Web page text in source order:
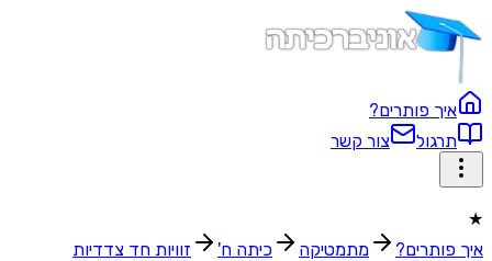
איך פותרים?
תרגול
צור קשר
★
איך פותרים?
מתמטיקה כיתה ח' זוויות חד צדדיות